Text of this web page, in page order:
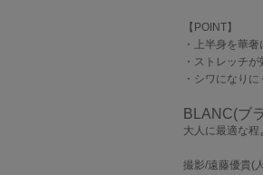
【POINT】
・上半身を華
・ストレッチ
・シワになり
BLANC(ブ
大人に最適な
撮影/遠藤優貴(